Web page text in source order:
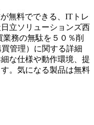
無料でできる、ITトレ
立ソリューションズ西
業務の無駄を５０％削
買管理）に関する詳細
な仕様や動作環境、提
。気になる製品は無料